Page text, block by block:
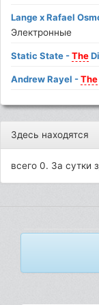
Lange x Rafael
Электронные
Static State -The
Andrew Rayel -The
Здесь находятся
всего 0. За сутки